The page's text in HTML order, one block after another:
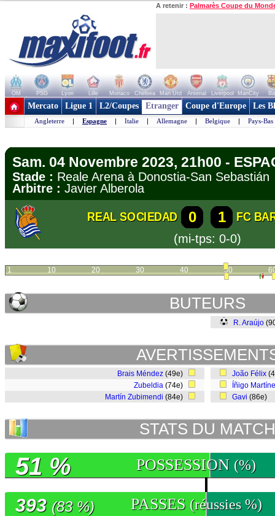
A retenir : Palmarès Coupe du
OM PSG Lyon Lille Monaco Chelsea Man Utd Arsenal Liverpool ManCity
+ de clubs
Mercato Ligue 1 L2/Coupes Etranger Coupe d'Europe Les
Angleterre | Espagne | Italie | Allemagne | Belgique | Pays-Bas
Sam. 04 Novembre 2023, 21h00 -
Stade : Reale Arena à Donostia-San
Arbitre : Javier Alberola
REAL SOCIEDAD 0 1
FC
(mi-tps: 0-0)
1 10 20 30 40 50
BUTEURS
R. Araújo
Brais Méndez (49e)
Zubeldia (74e)
Martín Zubimendi (84e)
João Félix
Íñigo
Gavi (86e)
STATS DU MATCH
POSSESSION (%)
51 %
PASSES (réussies %)
393 (83 %)